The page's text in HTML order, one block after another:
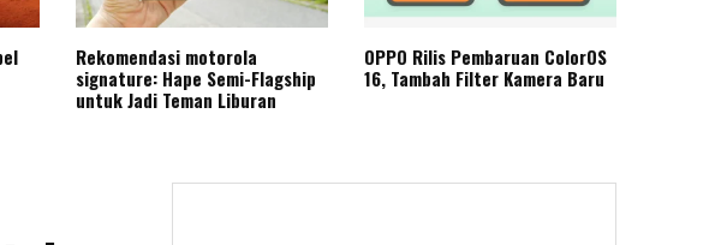
Rekomendasi motorola
signature: Hape Semi-Flagship
untuk Jadi Teman Liburan
OPPO Rilis Pembaruan ColorOS
16, Tambah Filter Kamera Baru